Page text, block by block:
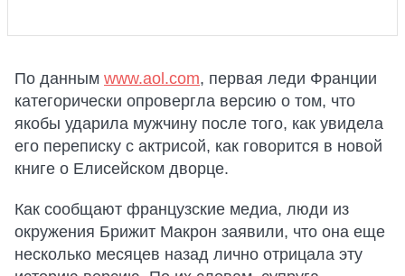
По данным www.aol.com, первая леди Франции
категорически опровергла версию о том, что
якобы ударила мужчину после того, как увидела
его переписку с актрисой, как говорится в новой
книге о Елисейском дворце.
Как сообщают французские медиа, люди из
окружения Брижит Макрон заявили, что она еще
несколько месяцев назад лично отрицала эту